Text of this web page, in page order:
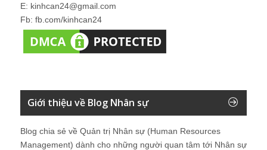
E: kinhcan24@gmail.com
Fb: fb.com/kinhcan24
Giới thiệu về Blog Nhân sự
Blog chia sẻ về Quản trị Nhân sự (Human Resources
Management) dành cho những người quan tâm tới Nhân sự